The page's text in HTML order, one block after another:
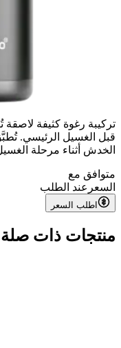
تركيبة رغوة كثيفة
قبل الغسيل الرئيسي.
الخدش أثناء مرحلة
متوافق مع
السعر عند الطلب
اطلب السعر
منتجات ذات صلة